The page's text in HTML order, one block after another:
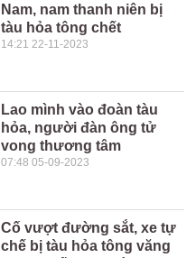
Nam, nam thanh niên bị
tàu hỏa tông chết
14:21 22-11-2023
Lao mình vào đoàn tàu
hỏa, người đàn ông tử
vong thương tâm
07:48 05-09-2023
Cố vượt đường sắt, xe tự
chế bị tàu hỏa tông văng